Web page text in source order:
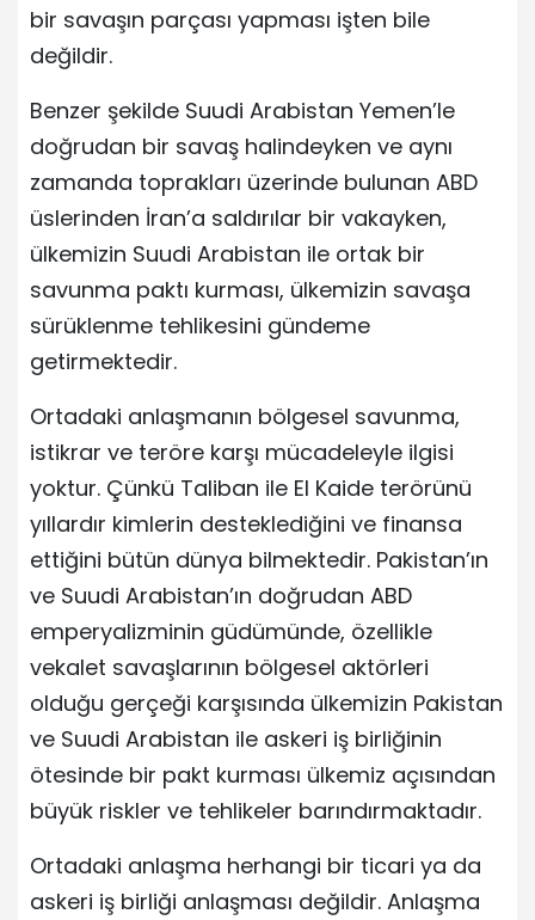
bir savaşın parçası yapması işten bile
değildir.
Benzer şekilde Suudi Arabistan Yemen’le
doğrudan bir savaş halindeyken ve aynı
zamanda toprakları üzerinde bulunan ABD
üslerinden İran’a saldırılar bir vakayken,
ülkemizin Suudi Arabistan ile ortak bir
savunma paktı kurması, ülkemizin savaşa
sürüklenme tehlikesini gündeme
getirmektedir.
Ortadaki anlaşmanın bölgesel savunma,
istikrar ve teröre karşı mücadeleyle ilgisi
yoktur. Çünkü Taliban ile El Kaide terörünü
yıllardır kimlerin desteklediğini ve finansa
ettiğini bütün dünya bilmektedir. Pakistan’ın
ve Suudi Arabistan’ın doğrudan ABD
emperyalizminin güdümünde, özellikle
vekalet savaşlarının bölgesel aktörleri
olduğu gerçeği karşısında ülkemizin Pakistan
ve Suudi Arabistan ile askeri iş birliğinin
ötesinde bir pakt kurması ülkemiz açısından
büyük riskler ve tehlikeler barındırmaktadır.
Ortadaki anlaşma herhangi bir ticari ya da
askeri iş birliği anlaşması değildir. Anlaşma